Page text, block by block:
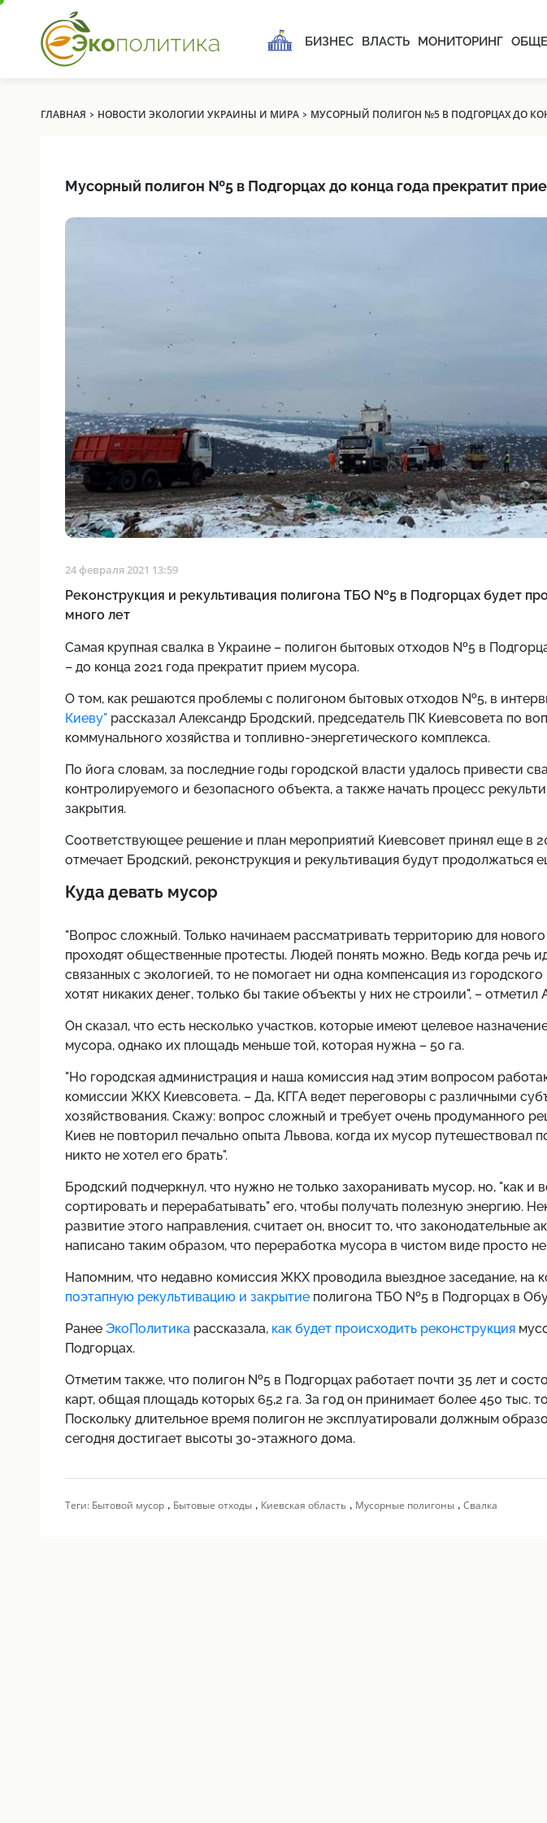
БИЗНЕС ВЛАСТЬ МОНИТОРИНГ
ГЛАВНАЯ › НОВОСТИ ЭКОЛОГИИ УКРАИНЫ И МИРА› МУСОРНЫЙ ПОЛИГОН №5 В ПОДГОРЦАХ ДО
Мусорный полигон №5 в Подгорцах до конца года прекратит
24 февраля 2021 13:59
Реконструкция и рекультивация полигона ТБО №5 в Подгорцах будет
много лет
Самая крупная свалка в Украине – полигон бытовых отходов №5 в
– до конца 2021 года прекратит прием мусора.
О том, как решаются проблемы с полигоном бытовых отходов №5, в
Киеву" рассказал Александр Бродский, председатель ПК Киевсовета по
коммунального хозяйства и топливно-энергетического комплекса.
По йога словам, за последние годы городской власти удалось привести
контролируемого и безопасного объекта, а также начать процесс
закрытия.
Соответствующее решение и план мероприятий Киевсовет принял еще в
отмечает Бродский, реконструкция и рекультивация будут продолжаться
Куда девать мусор
"Вопрос сложный. Только начинаем рассматривать территорию для нового
проходят общественные протесты. Людей понять можно. Ведь когда речь
связанных с экологией, то не помогает ни одна компенсация из
хотят никаких денег, только бы такие объекты у них не строили", –
Он сказал, что есть несколько участков, которые имеют целевое
мусора, однако их площадь меньше той, которая нужна – 50 га.
"Но городская администрация и наша комиссия над этим вопросом
комиссии ЖКХ Киевсовета. – Да, КГГА ведет переговоры с различными
хозяйствования. Скажу: вопрос сложный и требует очень продуманного
Киев не повторил печально опыта Львова, когда их мусор путешествовал
никто не хотел его брать".
Бродский подчеркнул, что нужно не только захоранивать мусор, но, "как и
сортировать и перерабатывать" его, чтобы получать полезную энергию.
развитие этого направления, считает он, вносит то, что законодательные
написано таким образом, что переработка мусора в чистом виде просто
Напомним, что недавно комиссия ЖКХ проводила выездное заседание, на
поэтапную рекультивацию и закрытие полигона ТБО №5 в Подгорцах в
Ранее ЭкоПолитика рассказала, как будет происходить реконструкция
Подгорцах.
Отметим также, что полигон №5 в Подгорцах работает почти 35 лет и
карт, общая площадь которых 65,2 га. За год он принимает более 450 тыс.
Поскольку длительное время полигон не эксплуатировали должным
сегодня достигает высоты 30-этажного дома.
Теги: Бытовой мусор, Бытовые отходы, Киевская область, Мусорные полигоны, Свалка